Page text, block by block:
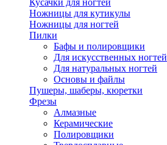
Кусачки для ногтей
Ножницы для кутикулы
Ножницы для ногтей
Пилки
Бафы и полировщики
Для искусственных ногтей
Для натуральных ногтей
Основы и файлы
Пушеры, шаберы, кюретки
Фрезы
Алмазные
Керамические
Полировщики